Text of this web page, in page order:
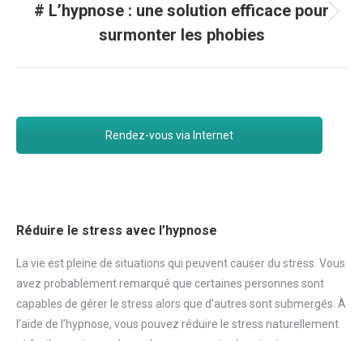
Article
suivant
:
# L’hypnose : une solution efficace pour
surmonter les phobies
Rendez-vous via Internet
Réduire le stress avec l’hypnose
La vie est pleine de situations qui peuvent causer du stress . Vous
avez probablement remarqué que certaines personnes sont
capables de gérer le stress alors que d’autres sont submergés. À
l’aide de l’hypnose, vous pouvez réduire le stress naturellement